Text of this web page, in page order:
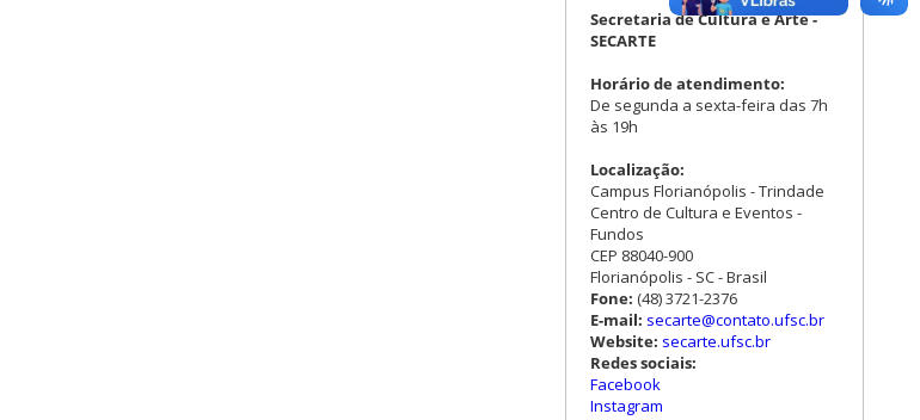
Secretaria de Cultura e Arte -
SECARTE
Horário de atendimento:
De segunda a sexta-feira das 7h
às 19h
Localização:
Campus Florianópolis - Trindade
Centro de Cultura e Eventos -
Fundos
CEP 88040-900
Florianópolis - SC - Brasil
Fone: (48) 3721-2376
E-mail: secarte@contato.ufsc.br
Website: secarte.ufsc.br
Redes sociais:
Facebook
Instagram